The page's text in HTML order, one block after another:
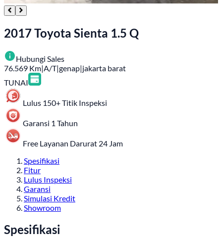
2017 Toyota Sienta 1.5 Q
Hubungi Sales
76.569 Km|A/T|genap|jakarta barat
TUNAI
Lulus 150+ Titik Inspeksi
Garansi 1 Tahun
Free Layanan Darurat 24 Jam
Spesifikasi
Fitur
Lulus Inspeksi
Garansi
Simulasi Kredit
Showroom
Spesifikasi